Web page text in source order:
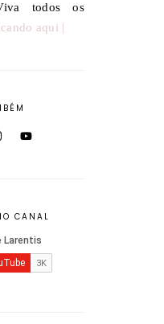
todos os
aqui |
CANAL